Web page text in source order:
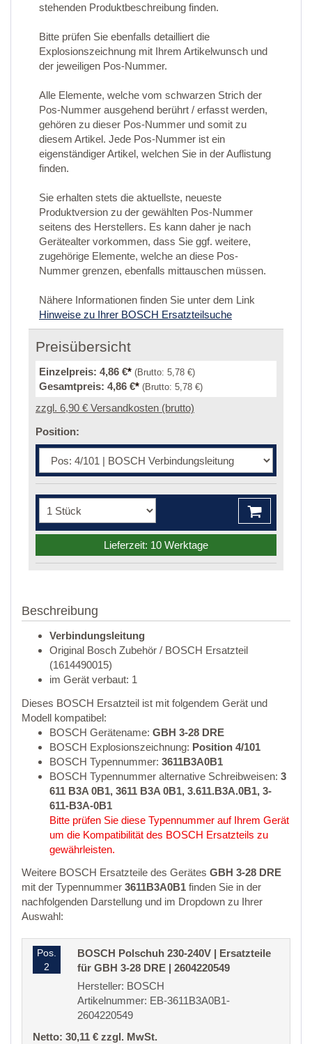
stehenden Produktbeschreibung finden.
Bitte prüfen Sie ebenfalls detailliert die
Explosionszeichnung mit Ihrem Artikelwunsch und
der jeweiligen Pos-Nummer.
Alle Elemente, welche vom schwarzen Strich der
Pos-Nummer ausgehend berührt / erfasst werden,
gehören zu dieser Pos-Nummer und somit zu
diesem Artikel. Jede Pos-Nummer ist ein
eigenständiger Artikel, welchen Sie in der Auflistung
finden.
Sie erhalten stets die aktuellste, neueste
Produktversion zu der gewählten Pos-Nummer
seitens des Herstellers. Es kann daher je nach
Gerätealter vorkommen, dass Sie ggf. weitere,
zugehörige Elemente, welche an diese Pos-
Nummer grenzen, ebenfalls mittauschen müssen.
Nähere Informationen finden Sie unter dem Link
Hinweise zu Ihrer BOSCH Ersatzteilsuche
Preisübersicht
Einzelpreis: 4,86 €* (Brutto: 5,78 €)
Gesamtpreis: 4,86 €* (Brutto: 5,78 €)
zzgl. 6,90 € Versandkosten (brutto)
Position:
Lieferzeit: 10 Werktage
Beschreibung
Verbindungsleitung
Original Bosch Zubehör / BOSCH Ersatzteil
(1614490015)
im Gerät verbaut: 1
Dieses BOSCH Ersatzteil ist mit folgendem Gerät und
Modell kompatibel:
BOSCH Gerätename: GBH 3-28 DRE
BOSCH Explosionszeichnung: Position 4/101
BOSCH Typennummer: 3611B3A0B1
BOSCH Typennummer alternative Schreibweisen: 3
611 B3A 0B1, 3611 B3A 0B1, 3.611.B3A.0B1, 3-
611-B3A-0B1
Bitte prüfen Sie diese Typennummer auf Ihrem Gerät
um die Kompatibilität des BOSCH Ersatzteils zu
gewährleisten.
Weitere BOSCH Ersatzteile des Gerätes GBH 3-28 DRE
mit der Typennummer 3611B3A0B1 finden Sie in der
nachfolgenden Darstellung und im Dropdown zu Ihrer
Auswahl:
Pos.
2
BOSCH Polschuh 230-240V | Ersatzteile
für GBH 3-28 DRE | 2604220549
Hersteller: BOSCH
Artikelnummer: EB-3611B3A0B1-
2604220549
Netto: 30,11 € zzgl. MwSt.